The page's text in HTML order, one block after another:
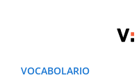
VOCABOLARIO